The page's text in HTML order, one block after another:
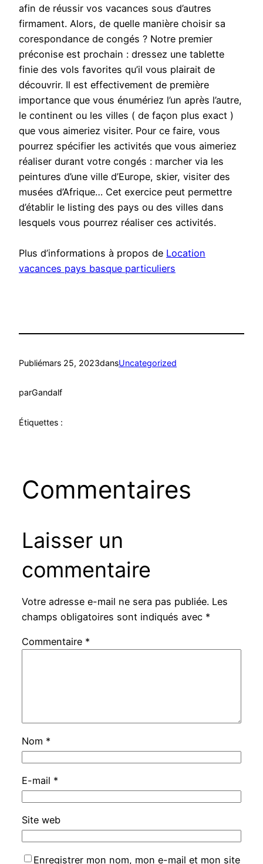
afin de réussir vos vacances sous d’autres
firmament. Alors, de quelle manière choisir sa
corespondance de congés ? Notre premier
préconise est prochain : dressez une tablette
finie des vols favorites qu’il vous plairait de
découvrir. Il est effectivement de première
importance que vous énumériez l’un après l’autre,
le continent ou les villes ( de façon plus exact )
que vous aimeriez visiter. Pour ce faire, vous
pourrez spécifier les activités que vous aimeriez
réaliser durant votre congés : marcher via les
peintures d’une ville d’Europe, skier, visiter des
musées d’Afrique… Cet exercice peut permettre
d’établir le listing des pays ou des villes dans
lesquels vous pourrez réaliser ces activités.
Plus d’informations à propos de Location
vacances pays basque particuliers
Publiémars 25, 2023dansUncategorized
parGandalf
Étiquettes :
Commentaires
Laisser un
commentaire
Votre adresse e-mail ne sera pas publiée. Les
champs obligatoires sont indiqués avec *
Commentaire *
Nom *
E-mail *
Site web
Enregistrer mon nom, mon e-mail et mon site